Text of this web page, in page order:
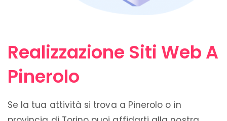
Realizzazione Siti Web A
Pinerolo
Se la tua attività si trova a Pinerolo o in